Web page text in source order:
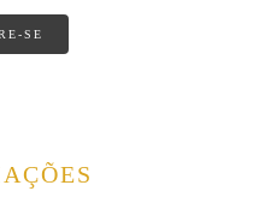
SE